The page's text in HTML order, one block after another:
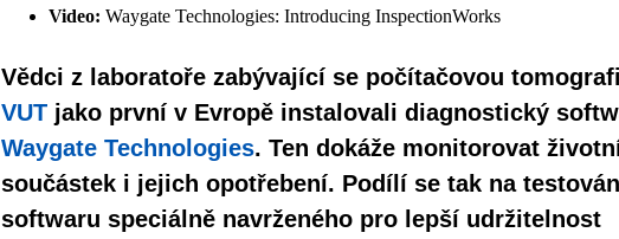
Video: Waygate Technologies: Introducing InspectionWorks
Vědci z laboratoře zabývající se počítačovou
VUTjako první v Evropě instalovali diagnostický
Waygate Technologies. Ten dokáže monitorovat
součástek i jejich opotřebení. Podílí se tak na
softwaru speciálně navrženého pro lepší udržitelnost